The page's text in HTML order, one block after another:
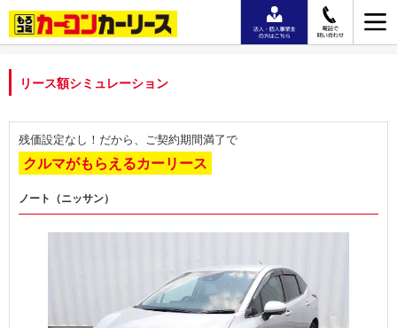
リース額シミュレーション
残価設定なし！だから、ご契約期間満了で
クルマがもらえるカーリース
ノート（ニッサン）